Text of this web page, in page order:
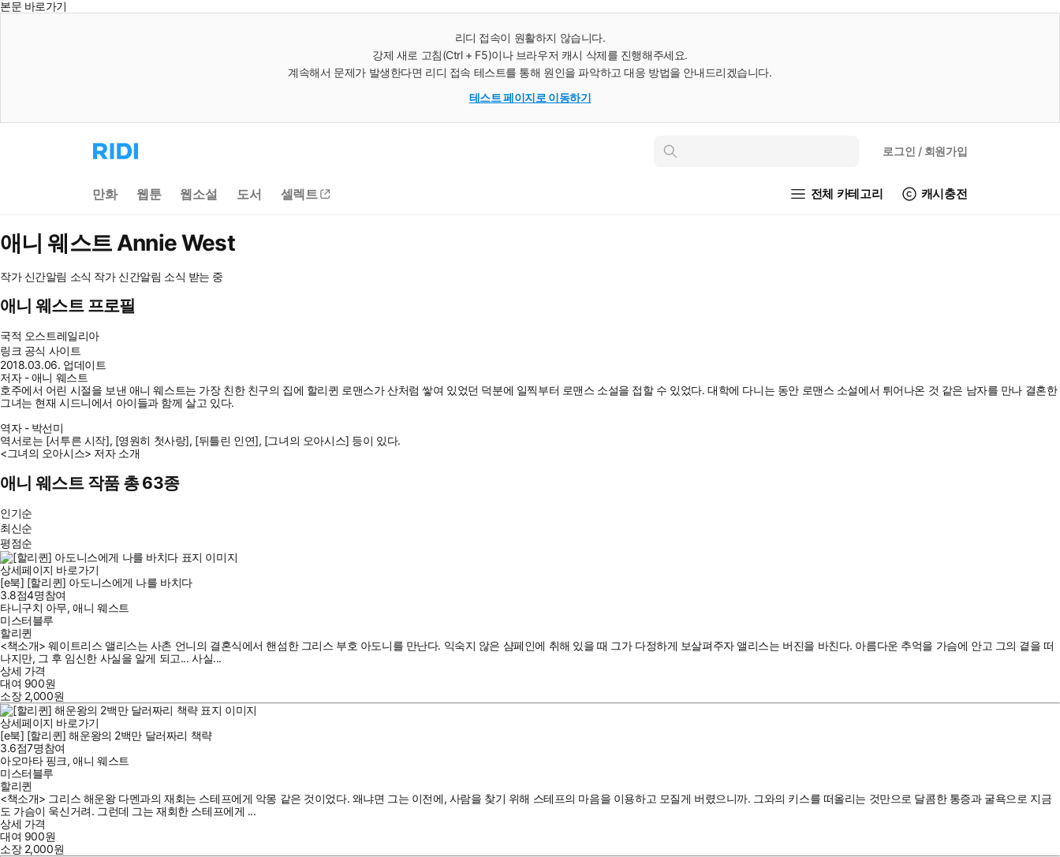
본문 바로가기
리디 접속이 원활하지 않습니다.
강제 새로 고침(Ctrl + F5)이나 브라우저 캐시 삭제를 진행해주세요.
계속해서 문제가 발생한다면 리디 접속 테스트를 통해 원인을 파악하고 대응 방법을 안내드리겠습니다.
테스트 페이지로 이동하기
리
디
으
로
인
로그인 / 회원가입
만화 웹툰 웹소설 도서 셀렉트 전체 카테고리 캐시충전
애니 웨스트 Annie West
작가 신간알림 소식 작가 신간알림 소식 받는 중
애니 웨스트 프로필
국적 오스트레일리아
링크 공식 사이트
2018.03.06. 업데이트
저자 - 애니 웨스트
호주에서 어린 시절을 보낸 애니 웨스트는 가장 친한 친구의 집에 할리퀸 로맨스가 산처럼 쌓여 있었던 덕분에 일찍부터 로맨스 소설을 접할 수 있었다. 대학에 다니는 동안 로맨스 소설에서 튀어나온 것 같은 남자를 만나 결혼한
그녀는 현재 시드니에서 아이들과 함께 살고 있다.
역자 - 박선미
역서로는 [서투른 시작], [영원히 첫사랑], [뒤틀린 인연], [그녀의 오아시스] 등이 있다.
<그녀의 오아시스> 저자 소개
애니 웨스트 작품 총 63종
인기순
최신순
평점순
상세페이지 바로가기
[e북] [할리퀸] 아도니스에게 나를 바치다
3.8점4명참여
타니구치 아무,애니 웨스트
미스터블루
할리퀸
<책소개> 웨이트리스 앨리스는 사촌 언니의 결혼식에서 핸섬한 그리스 부호 아도니를 만난다. 익숙지 않은 샴페인에 취해 있을 때 그가 다정하게 보살펴주자 앨리스는 버진을 바친다. 아름다운 추억을 가슴에 안고 그의 곁을 떠
나지만, 그 후 임신한 사실을 알게 되고... 사실...
상세 가격
대여 900원
소장 2,000원
상세페이지 바로가기
[e북] [할리퀸] 해운왕의 2백만 달러짜리 책략
3.6점7명참여
아오마타 핑크,애니 웨스트
미스터블루
할리퀸
<책소개> 그리스 해운왕 다멘과의 재회는 스테프에게 악몽 같은 것이었다. 왜냐면 그는 이전에, 사람을 찾기 위해 스테프의 마음을 이용하고 모질게 버렸으니까. 그와의 키스를 떠올리는 것만으로 달콤한 통증과 굴욕으로 지금
도 가슴이 욱신거려. 그런데 그는 재회한 스테프에게 ...
상세 가격
대여 900원
소장 2,000원